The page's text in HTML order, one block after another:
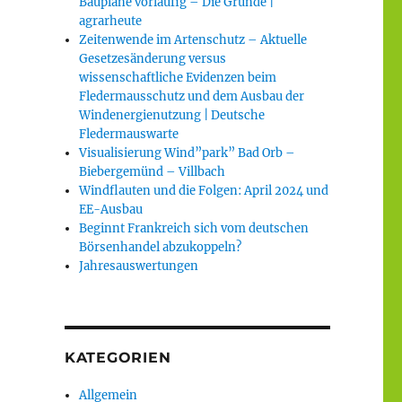
agrarheute
Zeitenwende im Artenschutz – Aktuelle
Gesetzesänderung versus
wissenschaftliche Evidenzen beim
Fledermausschutz und dem Ausbau der
Windenergienutzung | Deutsche
Fledermauswarte
Visualisierung Wind”park” Bad Orb –
Biebergemünd – Villbach
Windflauten und die Folgen: April 2024 und
EE-Ausbau
Beginnt Frankreich sich vom deutschen
Börsenhandel abzukoppeln?
Jahresauswertungen
KATEGORIEN
Allgemein